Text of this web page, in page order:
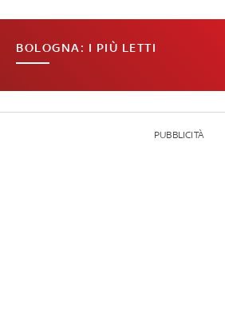
BOLOGNA: I PIÙ LETTI
PUBBLICITÀ